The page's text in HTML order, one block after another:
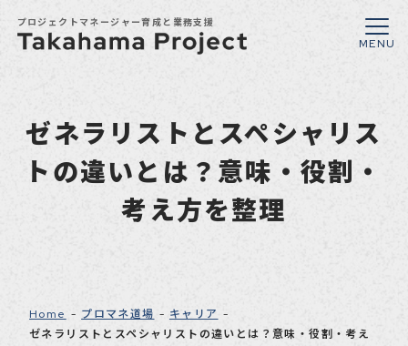
プロジェクトマネージャー育成と業務支援
ゼネラリストとスペシャリス
トの違いとは？意味・役割・
考え方を整理
Home プロマネ道場
キャリア
ゼネラリストとスペシャリストの違いとは？意味・役割・考え